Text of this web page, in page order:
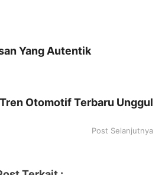
Yang Autentik
Tren Otomotif Terbaru Unggul
Post Selanjutnya